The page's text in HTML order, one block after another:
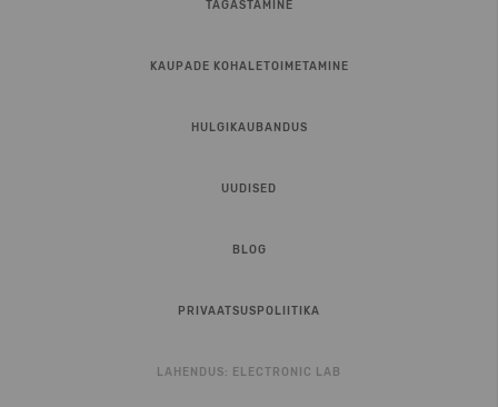
TAGASTAMINE
KAUPADE KOHALETOIMETAMINE
HULGIKAUBANDUS
UUDISED
BLOG
PRIVAATSUSPOLIITIKA
LAHENDUS: ELECTRONIC LAB